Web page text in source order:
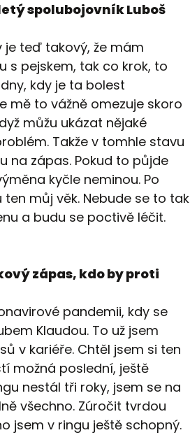
spolubojovník Luboš
je teď takový, že mám
s pejskem, tak co krok, to
kdy je ta bolest
mě to vážně omezuje skoro
můžu ukázat nějaké
Takže v tomhle stavu
na zápas. Pokud to půjde
kyčle neminou. Po
můj věk. Nebude se to tak
a budu se poctivě léčit.
zápas, kdo by proti
pandemii, kdy se
Klaudou. To už jsem
v kariéře. Chtěl jsem si ten
možná poslední, ještě
nestál tři roky, jsem se na
všechno. Zúročit tvrdou
jsem v ringu ještě schopný.